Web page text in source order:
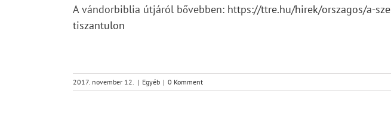
A vándorbiblia útjáról bővebben: https://ttre.hu/hirek/orszagos/a-
tiszantulon
2017. november 12. | Egyéb | 0 Komment